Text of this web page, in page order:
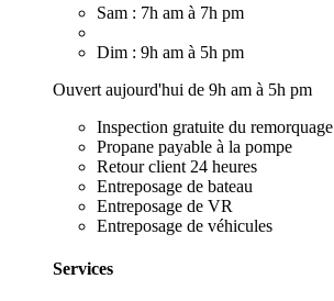
Sam : 7h am à 7h pm
Dim : 9h am à 5h pm
Ouvert aujourd'hui de 9h am à 5h pm
Inspection gratuite du remorquage
Propane payable à la pompe
Retour client 24 heures
Entreposage de bateau
Entreposage de VR
Entreposage de véhicules
Services